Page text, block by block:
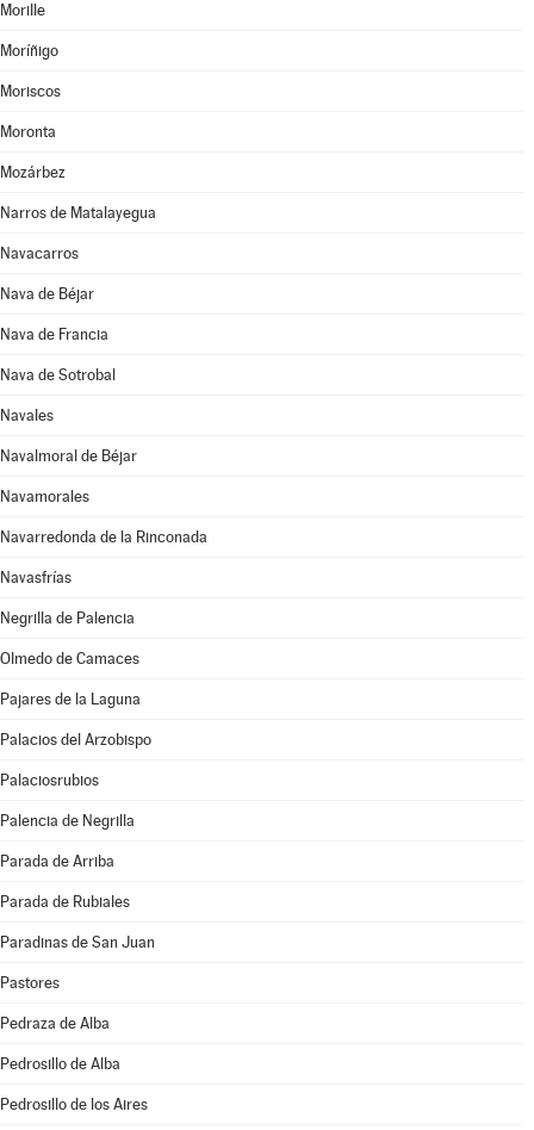
Morille
Moríñigo
Moriscos
Moronta
Mozárbez
Narros de Matalayegua
Navacarros
Nava de Béjar
Nava de Francia
Nava de Sotrobal
Navales
Navalmoral de Béjar
Navamorales
Navarredonda de la Rinconada
Navasfrías
Negrilla de Palencia
Olmedo de Camaces
Pajares de la Laguna
Palacios del Arzobispo
Palaciosrubios
Palencia de Negrilla
Parada de Arriba
Parada de Rubiales
Paradinas de San Juan
Pastores
Pedraza de Alba
Pedrosillo de Alba
Pedrosillo de los Aires